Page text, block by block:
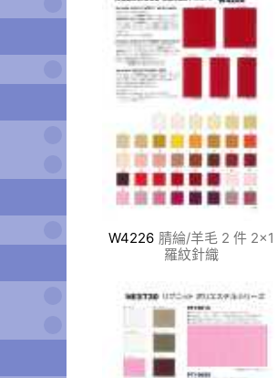
W4226 腈綸/羊毛 2 件 2×1
羅紋針織